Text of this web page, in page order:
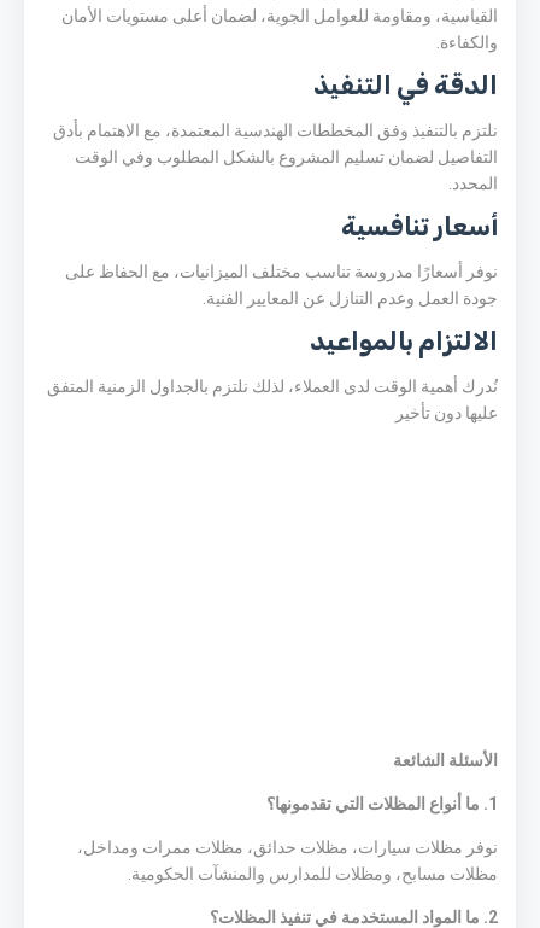
القياسية، ومقاومة للعوامل الجوية، لضمان أعلى مستويات الأمان
والكفاءة.
الدقة في التنفيذ
نلتزم بالتنفيذ وفق المخططات الهندسية المعتمدة، مع الاهتمام بأدق
التفاصيل لضمان تسليم المشروع بالشكل المطلوب وفي الوقت
المحدد.
أسعار تنافسية
نوفر أسعارًا مدروسة تناسب مختلف الميزانيات، مع الحفاظ على
جودة العمل وعدم التنازل عن المعايير الفنية.
الالتزام بالمواعيد
نُدرك أهمية الوقت لدى العملاء، لذلك نلتزم بالجداول الزمنية المتفق
عليها دون تأخير
الأسئلة الشائعة
1. ما أنواع المظلات التي تقدمونها؟
نوفر مظلات سيارات، مظلات حدائق، مظلات ممرات ومداخل،
مظلات مسابح، ومظلات للمدارس والمنشآت الحكومية.
2. ما المواد المستخدمة في تنفيذ المظلات؟